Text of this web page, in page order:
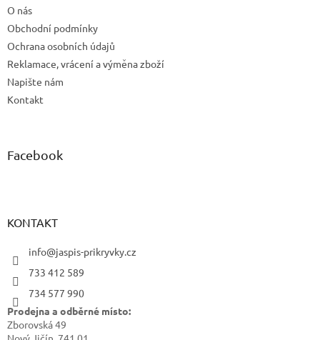
O nás
Obchodní podmínky
Ochrana osobních údajů
Reklamace, vrácení a výměna zboží
Napište nám
Kontakt
Facebook
KONTAKT
info@jaspis-prikryvky.cz
733 412 589
734 577 990
Prodejna a odběrné místo:
Zborovská 49